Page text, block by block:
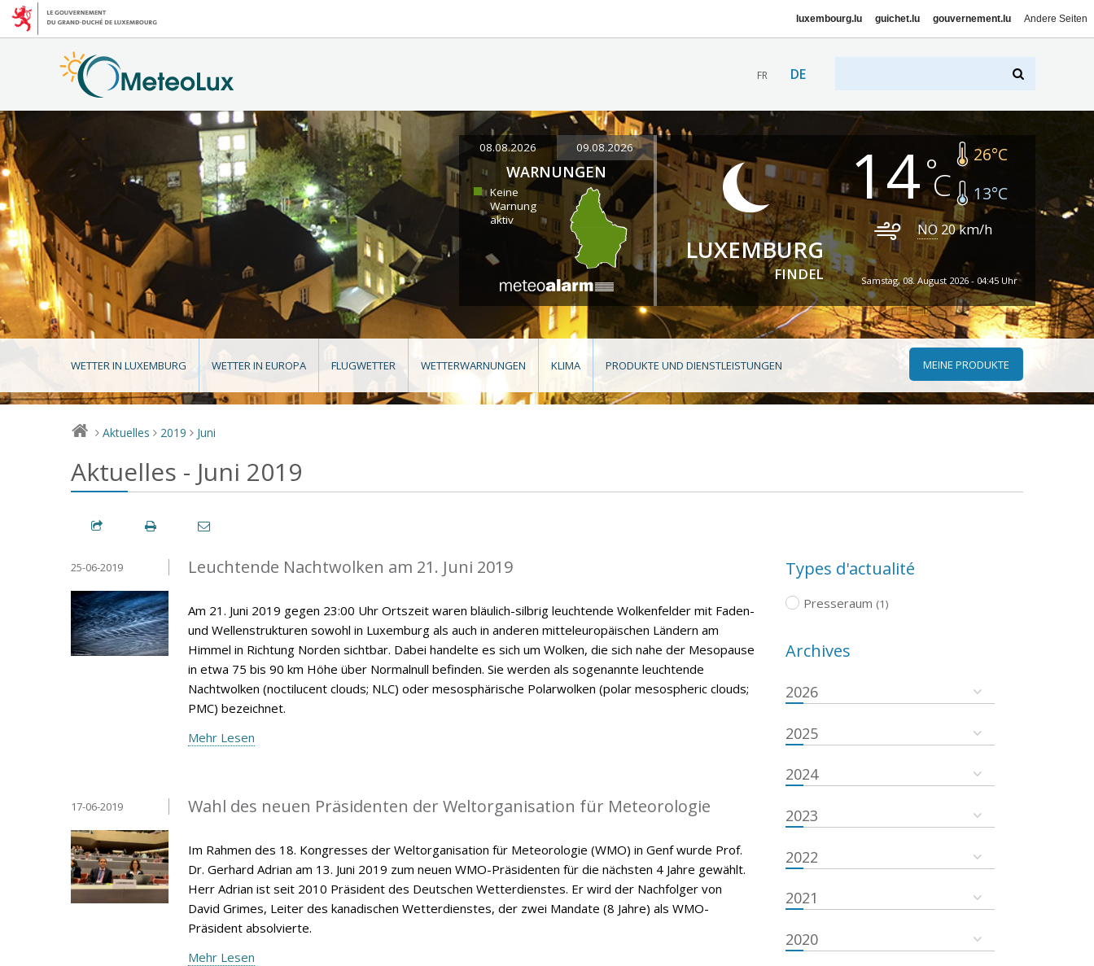
luxembourg.lu guichet.lu gouvernement.lu Andere Seiten
FR DE
08.08.2026 09.08.2026
WARNUNGEN
Keine
Warnung
aktiv
LUXEMBURG
FINDEL
14 26°C
13°C
NO 20km/h
Samstag, 08. August 2026 - 04:45 Uhr
WETTER IN LUXEMBURG WETTER IN EUROPA FLUGWETTER WETTERWARNUNGEN KLIMA PRODUKTE UND DIENSTLEISTUNGEN MEINE PRODUKTE
> Aktuelles > 2019 > Juni
Aktuelles - Juni 2019
Leuchtende Nachtwolken am 21. Juni 2019
25-06-2019
Am 21. Juni 2019 gegen 23:00 Uhr Ortszeit waren bläulich-silbrig leuchtende Wolkenfelder mit Faden-
und Wellenstrukturen sowohl in Luxemburg als auch in anderen mitteleuropäischen Ländern am
Himmel in Richtung Norden sichtbar. Dabei handelte es sich um Wolken, die sich nahe der Mesopause
in etwa 75 bis 90 km Höhe über Normalnull befinden. Sie werden als sogenannte leuchtende
Nachtwolken (noctilucent clouds; NLC) oder mesosphärische Polarwolken (polar mesospheric clouds;
PMC) bezeichnet.
Mehr Lesen
Wahl des neuen Präsidenten der Weltorganisation für Meteorologie
17-06-2019
Im Rahmen des 18. Kongresses der Weltorganisation für Meteorologie (WMO) in Genf wurde Prof.
Dr. Gerhard Adrian am 13. Juni 2019 zum neuen WMO-Präsidenten für die nächsten 4 Jahre gewählt.
Herr Adrian ist seit 2010 Präsident des Deutschen Wetterdienstes. Er wird der Nachfolger von
David Grimes, Leiter des kanadischen Wetterdienstes, der zwei Mandate (8 Jahre) als WMO-
Präsident absolvierte.
Mehr Lesen
Types d'actualité
Presseraum (1)
Archives
2026
2025
2024
2023
2022
2021
2020